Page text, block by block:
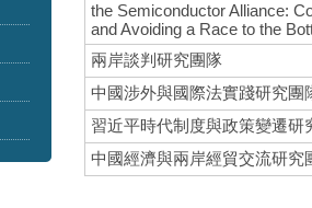
the Semiconductor Alliance:
and Avoiding a Race to the
兩岸談判研究團隊
中國涉外與國際法實踐研究團
習近平時代制度與政策變遷研
中國經濟與兩岸經貿交流研究